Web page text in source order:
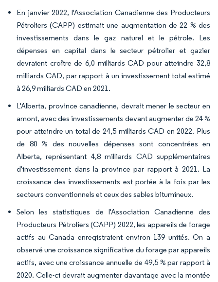
En janvier 2022, l'Association Canadienne des Producteurs
Pétroliers (CAPP) estimait une augmentation de 22 % des
investissements dans le gaz naturel et le pétrole. Les
dépenses en capital dans le secteur pétrolier et gazier
devraient croître de 6,0 milliards CAD pour atteindre 32,8
milliards CAD, par rapport à un investissement total estimé
à 26,9 milliards CAD en 2021.
L'Alberta, province canadienne, devrait mener le secteur en
amont, avec des investissements devant augmenter de 24 %
pour atteindre un total de 24,5 milliards CAD en 2022. Plus
de 80 % des nouvelles dépenses sont concentrées en
Alberta, représentant 4,8 milliards CAD supplémentaires
d'investissement dans la province par rapport à 2021. La
croissance des investissements est portée à la fois par les
secteurs conventionnels et ceux des sables bitumineux.
Selon les statistiques de l'Association Canadienne des
Producteurs Pétroliers (CAPP) 2022, les appareils de forage
actifs au Canada enregistraient environ 139 unités. On a
observé une croissance significative du forage par appareils
actifs, avec une croissance annuelle de 49,5 % par rapport à
2020. Celle-ci devrait augmenter davantage avec la montée